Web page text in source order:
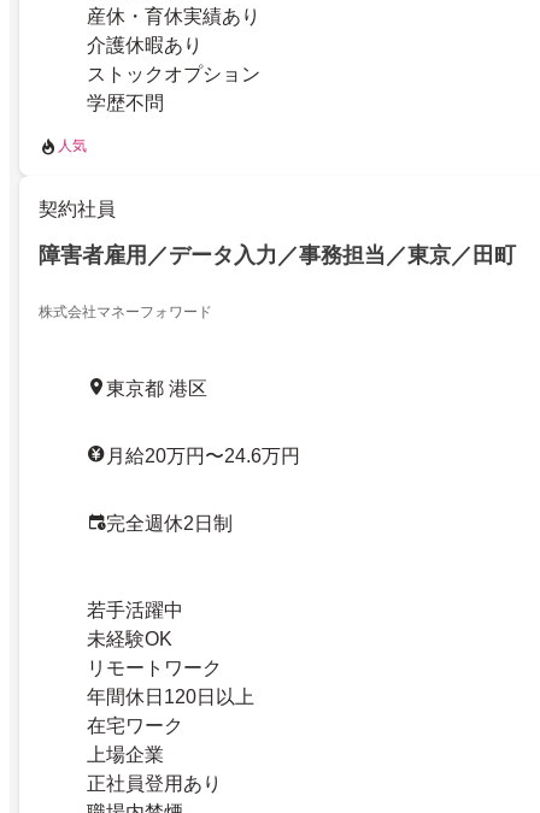
産休・育休実績あり
介護休暇あり
ストックオプション
学歴不問
人気
契約社員
障害者雇用／データ入力／事務担当／東京／田町
株式会社マネーフォワード
東京都 港区
月給20万円〜24.6万円
完全週休2日制
若手活躍中
未経験OK
リモートワーク
年間休日120日以上
在宅ワーク
上場企業
正社員登用あり